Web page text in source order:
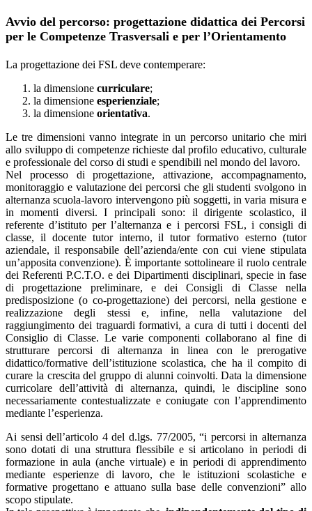
Avvio del percorso: progettazione didattica dei Percorsi
per le Competenze Trasversali e per l’Orientamento
La progettazione dei FSL deve contemperare:
la dimensione curriculare;
la dimensione esperienziale;
la dimensione orientativa.
Le tre dimensioni vanno integrate in un percorso unitario che miri
allo sviluppo di competenze richieste dal profilo educativo, culturale
e professionale del corso di studi e spendibili nel mondo del lavoro.
Nel processo di progettazione, attivazione, accompagnamento,
monitoraggio e valutazione dei percorsi che gli studenti svolgono in
alternanza scuola-lavoro intervengono più soggetti, in varia misura e
in momenti diversi. I principali sono: il dirigente scolastico, il
referente d’istituto per l’alternanza e i percorsi FSL, i consigli di
classe, il docente tutor interno, il tutor formativo esterno (tutor
aziendale, il responsabile dell’azienda/ente con cui viene stipulata
un’apposita convenzione). È importante sottolineare il ruolo centrale
dei Referenti P.C.T.O. e dei Dipartimenti disciplinari, specie in fase
di progettazione preliminare, e dei Consigli di Classe nella
predisposizione (o co-progettazione) dei percorsi, nella gestione e
realizzazione degli stessi e, infine, nella valutazione del
raggiungimento dei traguardi formativi, a cura di tutti i docenti del
Consiglio di Classe. Le varie componenti collaborano al fine di
strutturare percorsi di alternanza in linea con le prerogative
didattico/formative dell’istituzione scolastica, che ha il compito di
curare la crescita del gruppo di alunni coinvolti. Data la dimensione
curricolare dell’attività di alternanza, quindi, le discipline sono
necessariamente contestualizzate e coniugate con l’apprendimento
mediante l’esperienza.
Ai sensi dell’articolo 4 del d.lgs. 77/2005, “i percorsi in alternanza
sono dotati di una struttura flessibile e si articolano in periodi di
formazione in aula (anche virtuale) e in periodi di apprendimento
mediante esperienze di lavoro, che le istituzioni scolastiche e
formative progettano e attuano sulla base delle convenzioni” allo
scopo stipulate.